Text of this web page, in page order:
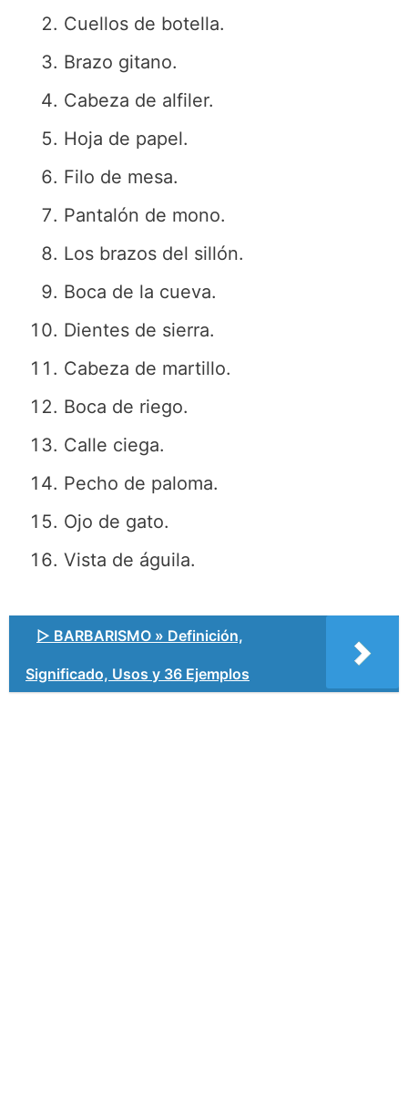
Cuellos de botella.
Brazo gitano.
Cabeza de alfiler.
Hoja de papel.
Filo de mesa.
Pantalón de mono.
Los brazos del sillón.
Boca de la cueva.
Dientes de sierra.
Cabeza de martillo.
Boca de riego.
Calle ciega.
Pecho de paloma.
Ojo de gato.
Vista de águila.
▷ BARBARISMO » Definición,
Significado, Usos y 36 Ejemplos